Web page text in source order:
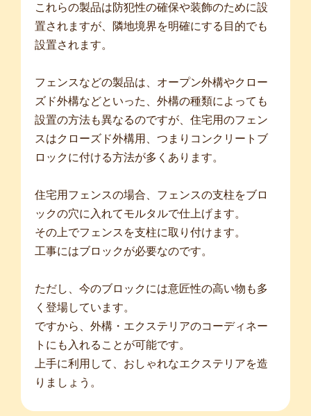
これらの製品は防犯性の確保や装飾のために設
置されますが、隣地境界を明確にする目的でも
設置されます。
フェンスなどの製品は、オープン外構やクロー
ズド外構などといった、外構の種類によっても
設置の方法も異なるのですが、住宅用のフェン
スはクローズド外構用、つまりコンクリートブ
ロックに付ける方法が多くあります。
住宅用フェンスの場合、フェンスの支柱をブロ
ックの穴に入れてモルタルで仕上げます。
その上でフェンスを支柱に取り付けます。
工事にはブロックが必要なのです。
ただし、今のブロックには意匠性の高い物も多
く登場しています。
ですから、外構・エクステリアのコーディネー
トにも入れることが可能です。
上手に利用して、おしゃれなエクステリアを造
りましょう。